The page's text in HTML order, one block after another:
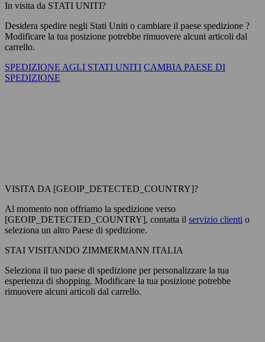
In visita da STATI UNITI?
Desidera spedire negli Stati Uniti o cambiare il paese spedizione ?
Modificare la tua posizione potrebbe rimuovere alcuni articoli dal
carrello.
SPEDIZIONE AGLI STATI UNITI CAMBIA PAESE DI
SPEDIZIONE
VISITA DA [GEOIP_DETECTED_COUNTRY]?
Al momento non offriamo la spedizione verso
[GEOIP_DETECTED_COUNTRY], contatta il servizio clienti o
seleziona un altro Paese di spedizione.
STAI VISITANDO ZIMMERMANN ITALIA
Seleziona il tuo paese di spedizione per personalizzare la tua
esperienza di shopping. Modificare la tua posizione potrebbe
rimuovere alcuni articoli dal carrello.